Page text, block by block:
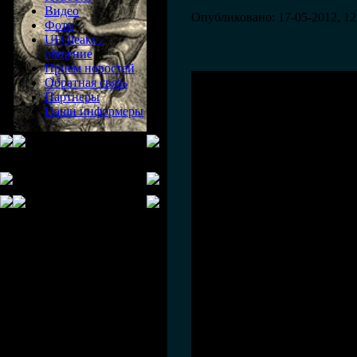
Видео
Фото
UFOleaks -
общение
Прием новостей
Обратная связь
Партнеры
Наши информеры
Опубликовано: 17-05-2012,